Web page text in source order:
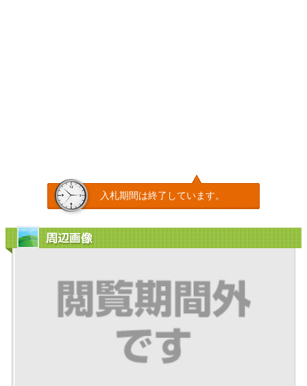
入札期間は終了しています。
周辺画像